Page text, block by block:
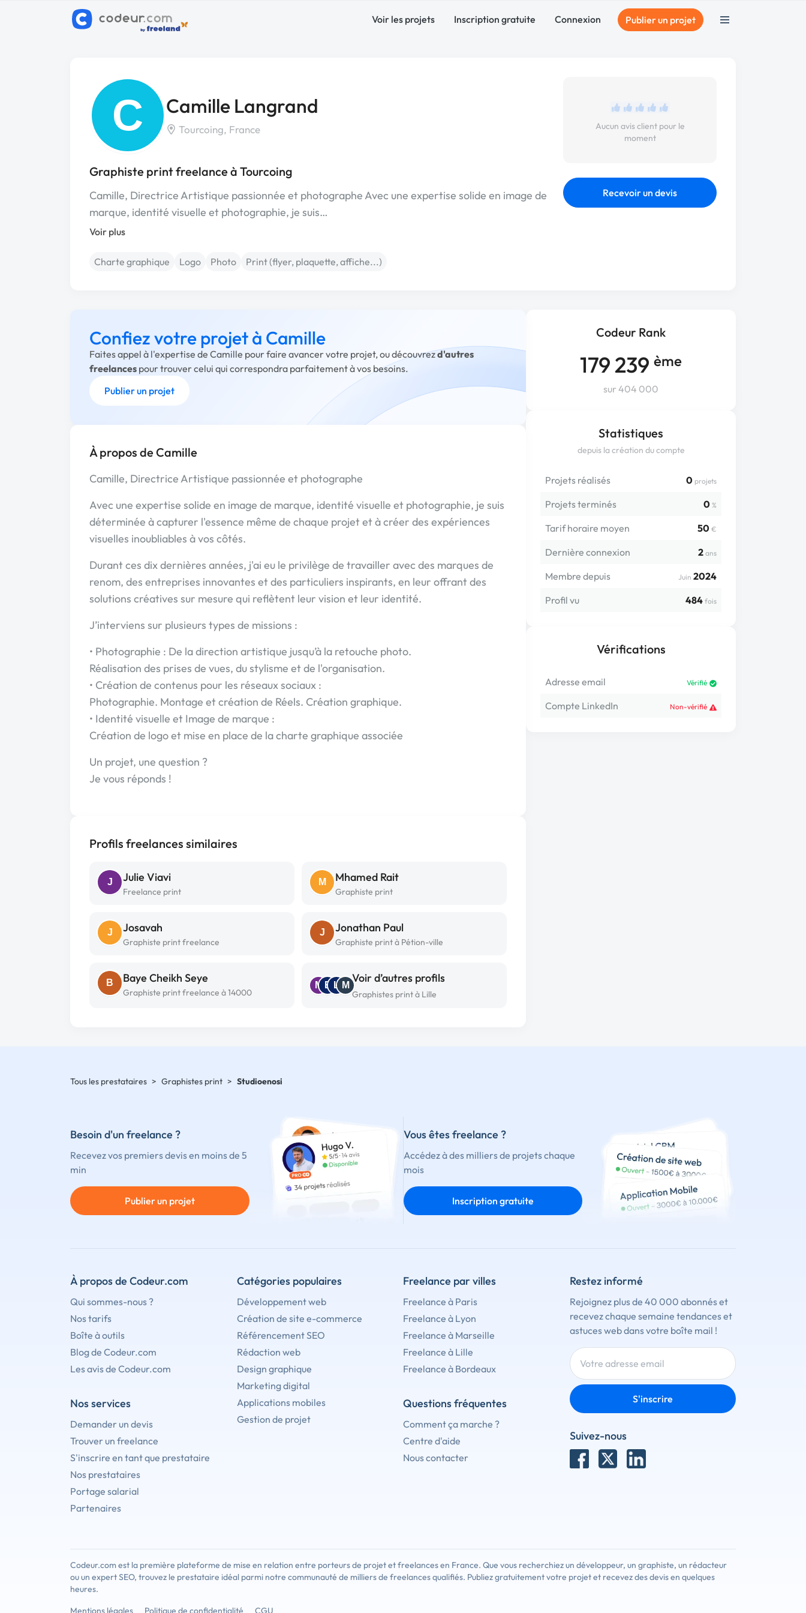
Voir les projets Inscription gratuite Connexion Publier un projet
C Camille Langrand
Tourcoing, France
Graphiste print freelance à Tourcoing
Camille, Directrice Artistique passionnée et photographe Avec une expertise solide en image de
marque, identité visuelle et photographie, je suis…
Voir plus
Charte graphique Logo Photo Print (flyer, plaquette, affiche...)
Aucun avis client pour le
moment
Recevoir un devis
Codeur Rank
179 239 ème
sur 404 000
Statistiques
depuis la création du compte
Projets réalisés 0 projets
Projets terminés 0 %
Tarif horaire moyen 50 €
Dernière connexion 2 ans
Membre depuis Juin 2024
Profil vu
484 fois
Vérifications
Adresse email Vérifié
Compte LinkedIn Non-vérifié
Confiez votre projet à Camille
Faites appel à l'expertise de Camille pour faire avancer votre projet, ou découvrezd'autres
freelances pour trouver celui qui correspondra parfaitement à vos besoins.
Publier un projet
À propos de Camille
Camille, Directrice Artistique passionnée et photographe
Avec une expertise solide en image de marque, identité visuelle et photographie, je suis
déterminée à capturer l'essence même de chaque projet et à créer des expériences
visuelles inoubliables à vos côtés.
Durant ces dix dernières années, j'ai eu le privilège de travailler avec des marques de
renom, des entreprises innovantes et des particuliers inspirants, en leur offrant des
solutions créatives sur mesure qui reflètent leur vision et leur identité.
J’interviens sur plusieurs types de missions :
• Photographie : De la direction artistique jusqu’à la retouche photo.
Réalisation des prises de vues, du stylisme et de l'organisation.
• Création de contenus pour les réseaux sociaux :
Photographie. Montage et création de Réels. Création graphique.
• Identité visuelle et Image de marque :
Création de logo et mise en place de la charte graphique associée
Un projet, une question ?
Je vous réponds !
Profils freelances similaires
J Julie Viavi
Freelance print
M Mhamed Rait
Graphiste print
J Josavah
Graphiste print freelance
J Jonathan Paul
Graphiste print à Pétion-ville
B Baye Cheikh Seye
Graphiste print freelance à 14000
M E L M
Voir d’autres profils
Graphistes print à Lille
Tous les prestataires > Graphistes print > Studioenosi
Besoin d'un freelance ?
Recevez vos premiers devis en moins de 5
min
Publier un projet
Vous êtes freelance ?
Accédez à des milliers de projets chaque
mois
Inscription gratuite
À propos de Codeur.com
Qui sommes-nous ?
Nos tarifs
Boîte à outils
Blog de Codeur.com
Les avis de Codeur.com
Nos services
Demander un devis
Trouver un freelance
S'inscrire en tant que prestataire
Nos prestataires
Portage salarial
Partenaires
Catégories populaires
Développement web
Création de site e-commerce
Référencement SEO
Rédaction web
Design graphique
Marketing digital
Applications mobiles
Gestion de projet
Freelance par villes
Freelance à Paris
Freelance à Lyon
Freelance à Marseille
Freelance à Lille
Freelance à Bordeaux
Questions fréquentes
Comment ça marche ?
Centre d'aide
Nous contacter
Restez informé
Rejoignez plus de 40 000 abonnés et
recevez chaque semaine tendances et
astuces web dans votre boîte mail !
S'inscrire
Suivez-nous
Codeur.com est la première plateforme de mise en relation entre porteurs de projet et freelances en France. Que vous recherchiez un développeur, un graphiste, un rédacteur
ou un expert SEO, trouvez le prestataire idéal parmi notre communauté de milliers de freelances qualifiés. Publiez gratuitement votre projet et recevez des devis en quelques
heures.
Mentions légales
Politique de confidentialité CGU